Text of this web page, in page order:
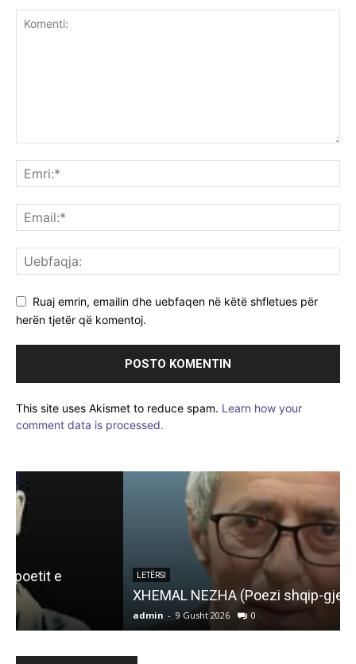
Ruaj emrin, emailin dhe uebfaqen në këtë shfletues për
herën tjetër që komentoj.
This site uses Akismet to reduce spam. Learn how your
comment data is processed.
LETËRSI
XHEMAL NEZHA (Poezi shqip-gjermanisht)
admin - 9 Gusht 2026 0